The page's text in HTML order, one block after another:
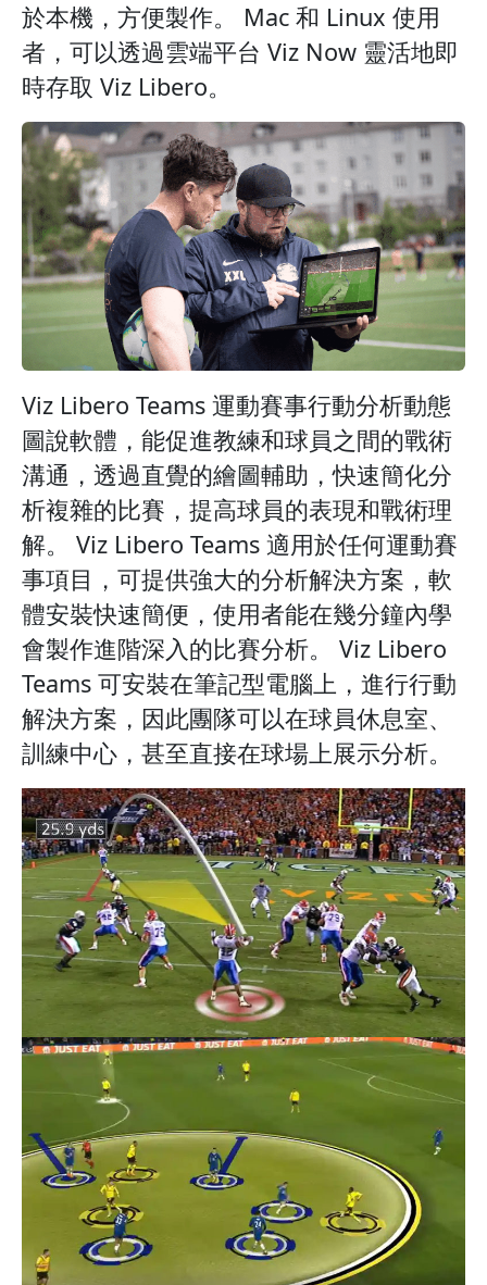
於本機，方便製作。 Mac 和 Linux 使用
者，可以透過雲端平台 Viz Now 靈活地即
時存取 Viz Libero。
Viz Libero Teams 運動賽事行動分析動態
圖說軟體，能促進教練和球員之間的戰術
溝通，透過直覺的繪圖輔助，快速簡化分
析複雜的比賽，提高球員的表現和戰術理
解。 Viz Libero Teams 適用於任何運動賽
事項目，可提供強大的分析解決方案，軟
體安裝快速簡便，使用者能在幾分鐘內學
會製作進階深入的比賽分析。 Viz Libero
Teams 可安裝在筆記型電腦上，進行行動
解決方案，因此團隊可以在球員休息室、
訓練中心，甚至直接在球場上展示分析。